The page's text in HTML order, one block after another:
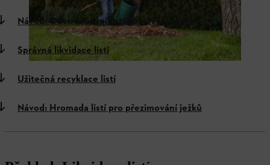
Návod: Odstraňování listí pomocí foukače
Správná likvidace listí
Užitečná recyklace listí
Návod: Hromada listí pro přezimování ježků